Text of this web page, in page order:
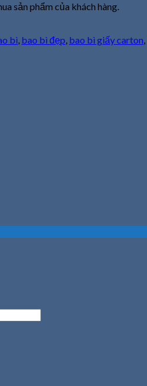
sản phẩm của khách hàng.
bì, bao bì đẹp, bao bì giấy carton,